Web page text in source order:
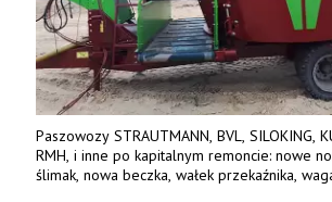
Paszowozy STRAUTMANN, BVL, SILOKING,
RMH, i inne po kapitalnym remoncie: nowe
ślimak, nowa beczka, wałek przekaźnika,